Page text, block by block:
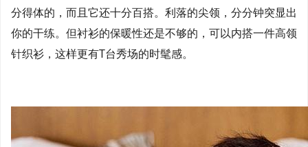
分得体的，而且它还十分百搭。利落的尖领，分分钟突显出
你的干练。但衬衫的保暖性还是不够的，可以内搭一件高领
针织衫，这样更有T台秀场的时髦感。